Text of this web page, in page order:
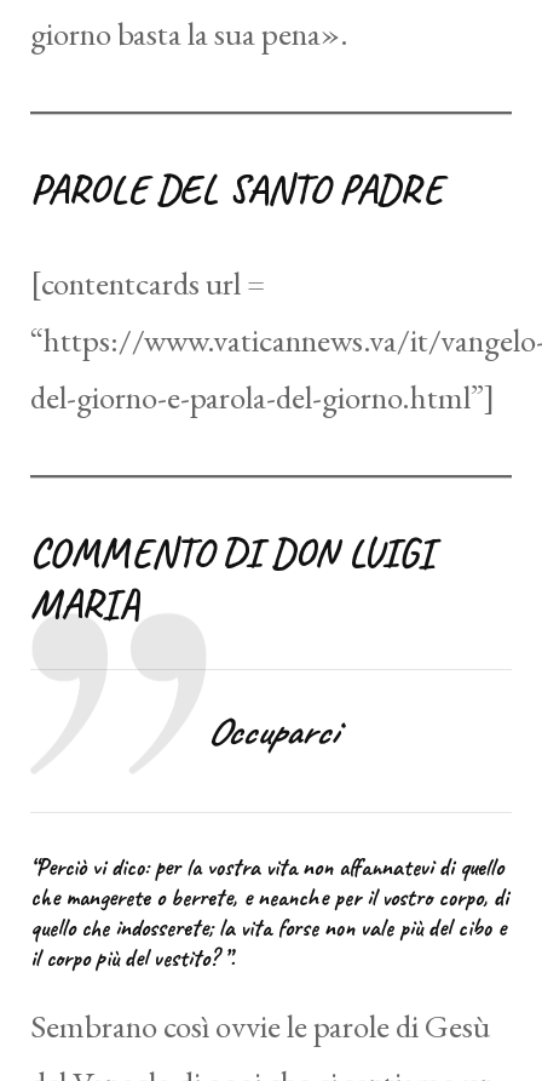
giorno basta la sua pena».
PAROLE DEL SANTO PADRE
[contentcards url =
“https://www.vaticannews.va/it/
del-giorno-e-parola-del-giorno.html”]
COMMENTO DI DON LUIGI
MARIA
Occuparci
“Perciò vi dico: per la vostra vita non affannatevi di quello
che mangerete o berrete, e neanche per il vostro corpo, di
quello che indosserete; la vita forse non vale più del cibo e
il corpo più del vestito? ”.
Sembrano così ovvie le parole di Gesù